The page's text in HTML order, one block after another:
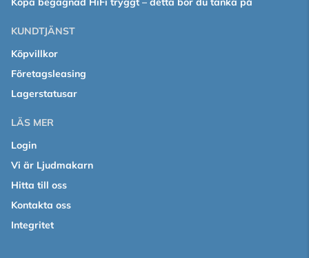
KUNDTJÄNST
Köpvillkor
Företagsleasing
Lagerstatusar
LÄS MER
Login
Vi är Ljudmakarn
Hitta till oss
Kontakta oss
Integritet